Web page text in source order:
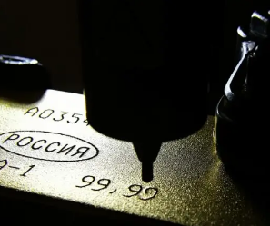
DON'T MISS
بيسكوف: مشروع “قوة سيبيريا – 2” صفقة تجارية بحتة